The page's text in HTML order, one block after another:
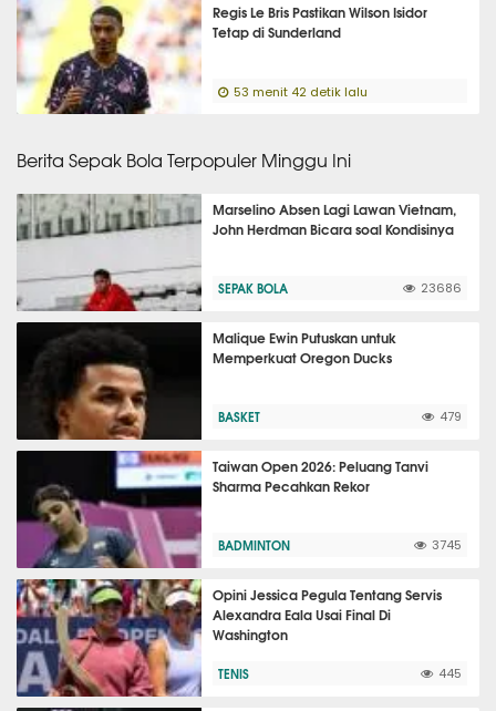
Regis Le Bris Pastikan Wilson Isidor
Tetap di Sunderland
53 menit 42 detik lalu
Berita Sepak Bola Terpopuler Minggu Ini
Marselino Absen Lagi Lawan Vietnam,
John Herdman Bicara soal Kondisinya
SEPAK BOLA 23686
Malique Ewin Putuskan untuk
Memperkuat Oregon Ducks
BASKET 479
Taiwan Open 2026: Peluang Tanvi
Sharma Pecahkan Rekor
BADMINTON 3745
Opini Jessica Pegula Tentang Servis
Alexandra Eala Usai Final Di
Washington
TENIS 445